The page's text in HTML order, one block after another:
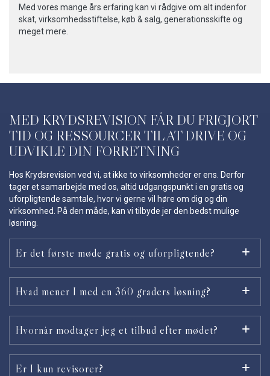
Med vores mange års erfaring kan vi rådgive om alt indenfor
skat, virksomhedsstiftelse, køb & salg, generationsskifte og
meget mere.
MED KRYDSREVISION FÅR DU FRIGJORT
TID OG RESSOURCER TIL AT DRIVE OG
UDVIKLE DIN FORRETNING
Hos Krydsrevision ved vi, at ikke to virksomheder er ens. Derfor
tager et samarbejde med os, altid udgangspunkt i en gratis og
uforpligtende samtale, hvor vi gerne vil høre om dig og din
virksomhed. På den måde, kan vi tilbyde jer den bedst mulige
løsning.
Er det første møde gratis og uforpligtende?
Hvad mener I med en 360 graders løsning?
Hvornår modtager jeg et tilbud efter mødet?
Er I kun revisorer?